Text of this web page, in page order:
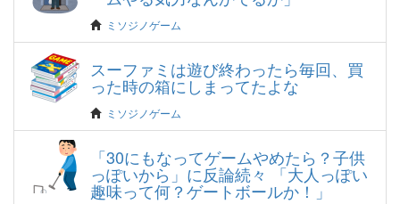
ミソジノゲーム
スーファミは遊び終わったら毎回、買
った時の箱にしまってたよな
ミソジノゲーム
「30にもなってゲームやめたら？子供
っぽいから」に反論続々 「大人っぽい
趣味って何？ゲートボールか！」